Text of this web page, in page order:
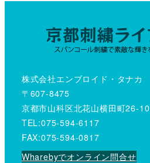
株式会社エンブロイド・タナカ
〒607-8475
京都市山科区北花山横田町26-10
TEL:075-594-6117
FAX:075-594-0817
Wharebyでオンライン問合せ